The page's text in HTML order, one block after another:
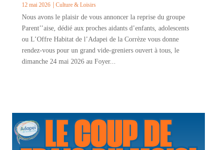
12 mai 2026 Culture & Loisirs
Nous avons le plaisir de vous annoncer la reprise du groupe
Parent’’aise, dédié aux proches aidants d’enfants, adolescents
ou L’Offre Habitat de l’Adapei de la Corrèze vous donne
rendez-vous pour un grand vide-greniers ouvert à tous, le
dimanche 24 mai 2026 au Foyer...